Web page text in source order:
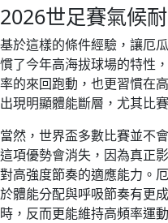
2026世足賽氣候
基於這樣的條件經驗，讓厄
慣了今年高海拔球場的特性
率的來回跑動，也更習慣在
出現明顯體能斷層，尤其比
當然，世界盃多數比賽並不
這項優勢會消失，因為真正
對高強度節奏的適應能力。
於體能分配與呼吸節奏有更
時，反而更能維持高頻率運